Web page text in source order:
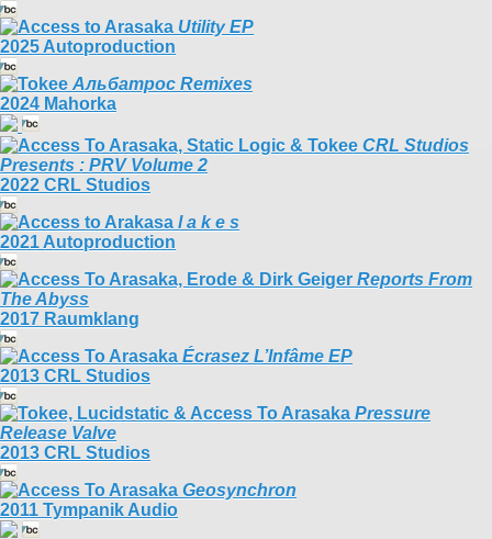
Utility EP
2025 Autoproduction
А​л​ь​б​а​т​р​о​с Remixes
2024 Mahorka
CRL Studios
Presents : PRV Volume 2
2022 CRL Studios
l a k e s
2021 Autoproduction
Reports From
The Abyss
2017 Raumklang
Écrasez L’Infâme EP
2013 CRL Studios
Pressure
Release Valve
2013 CRL Studios
Geosynchron
2011 Tympanik Audio